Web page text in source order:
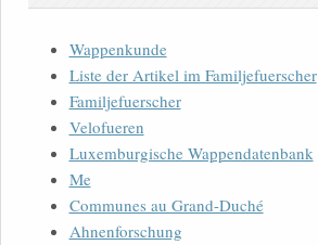
Wappenkunde
Liste der Artikel im Familjefuerscher
Familjefuerscher
Velofueren
Luxemburgische Wappendatenbank
Me
Communes au Grand-Duché
Ahnenforschung